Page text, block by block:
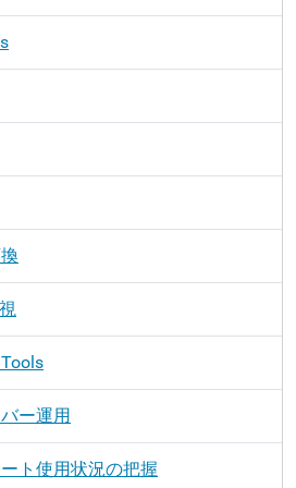
ー運用
ト使用状況の把握